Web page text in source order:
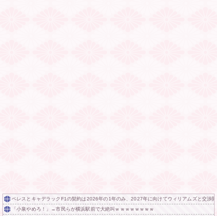
ペレスとキャデラックF1の契約は2026年の1年のみ、2027年に向けてウィリアムズと交渉
「小泉やめろ！」→市民らが横浜駅前で大絶叫ｗｗｗｗｗｗｗｗ